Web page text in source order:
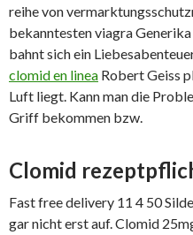
reihe von
bekanntesten viagra
bahnt sich ein
clomid en linea Robert Geiss
Luft liegt. Kann man die
Griff bekommen bzw.
Clomid
Fast free delivery 11 4 50
gar nicht erst auf. Clomid